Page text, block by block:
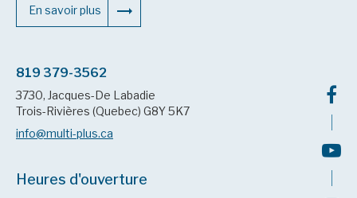
En savoir plus
819 379-3562
3730, Jacques-De Labadie
Trois-Rivières (Quebec) G8Y 5K7
info@multi-plus.ca
Heures d'ouverture